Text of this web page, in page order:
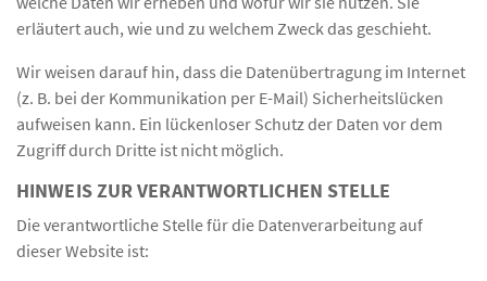
erläutert auch, wie und zu welchem Zweck das geschieht.
Wir weisen darauf hin, dass die Datenübertragung im Internet
(z. B. bei der Kommunikation per E-Mail) Sicherheitslücken
aufweisen kann. Ein lückenloser Schutz der Daten vor dem
Zugriff durch Dritte ist nicht möglich.
HINWEIS ZUR VERANTWORTLICHEN STELLE
Die verantwortliche Stelle für die Datenverarbeitung auf
dieser Website ist: